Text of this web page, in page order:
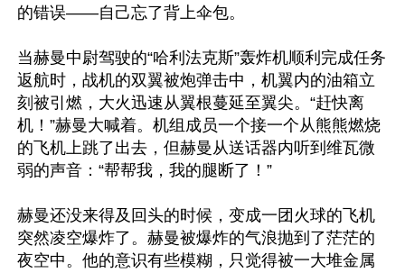
的错误——自己忘了背上伞包。
当赫曼中尉驾驶的“哈利法克斯”轰炸机顺利完成任务
返航时，战机的双翼被炮弹击中，机翼内的油箱立
刻被引燃，大火迅速从翼根蔓延至翼尖。“赶快离
机！”赫曼大喊着。机组成员一个接一个从熊熊燃烧
的飞机上跳了出去，但赫曼从送话器内听到维瓦微
弱的声音：“帮帮我，我的腿断了！”
赫曼还没来得及回头的时候，变成一团火球的飞机
突然凌空爆炸了。赫曼被爆炸的气浪抛到了茫茫的
夜空中。他的意识有些模糊，只觉得被一大堆金属